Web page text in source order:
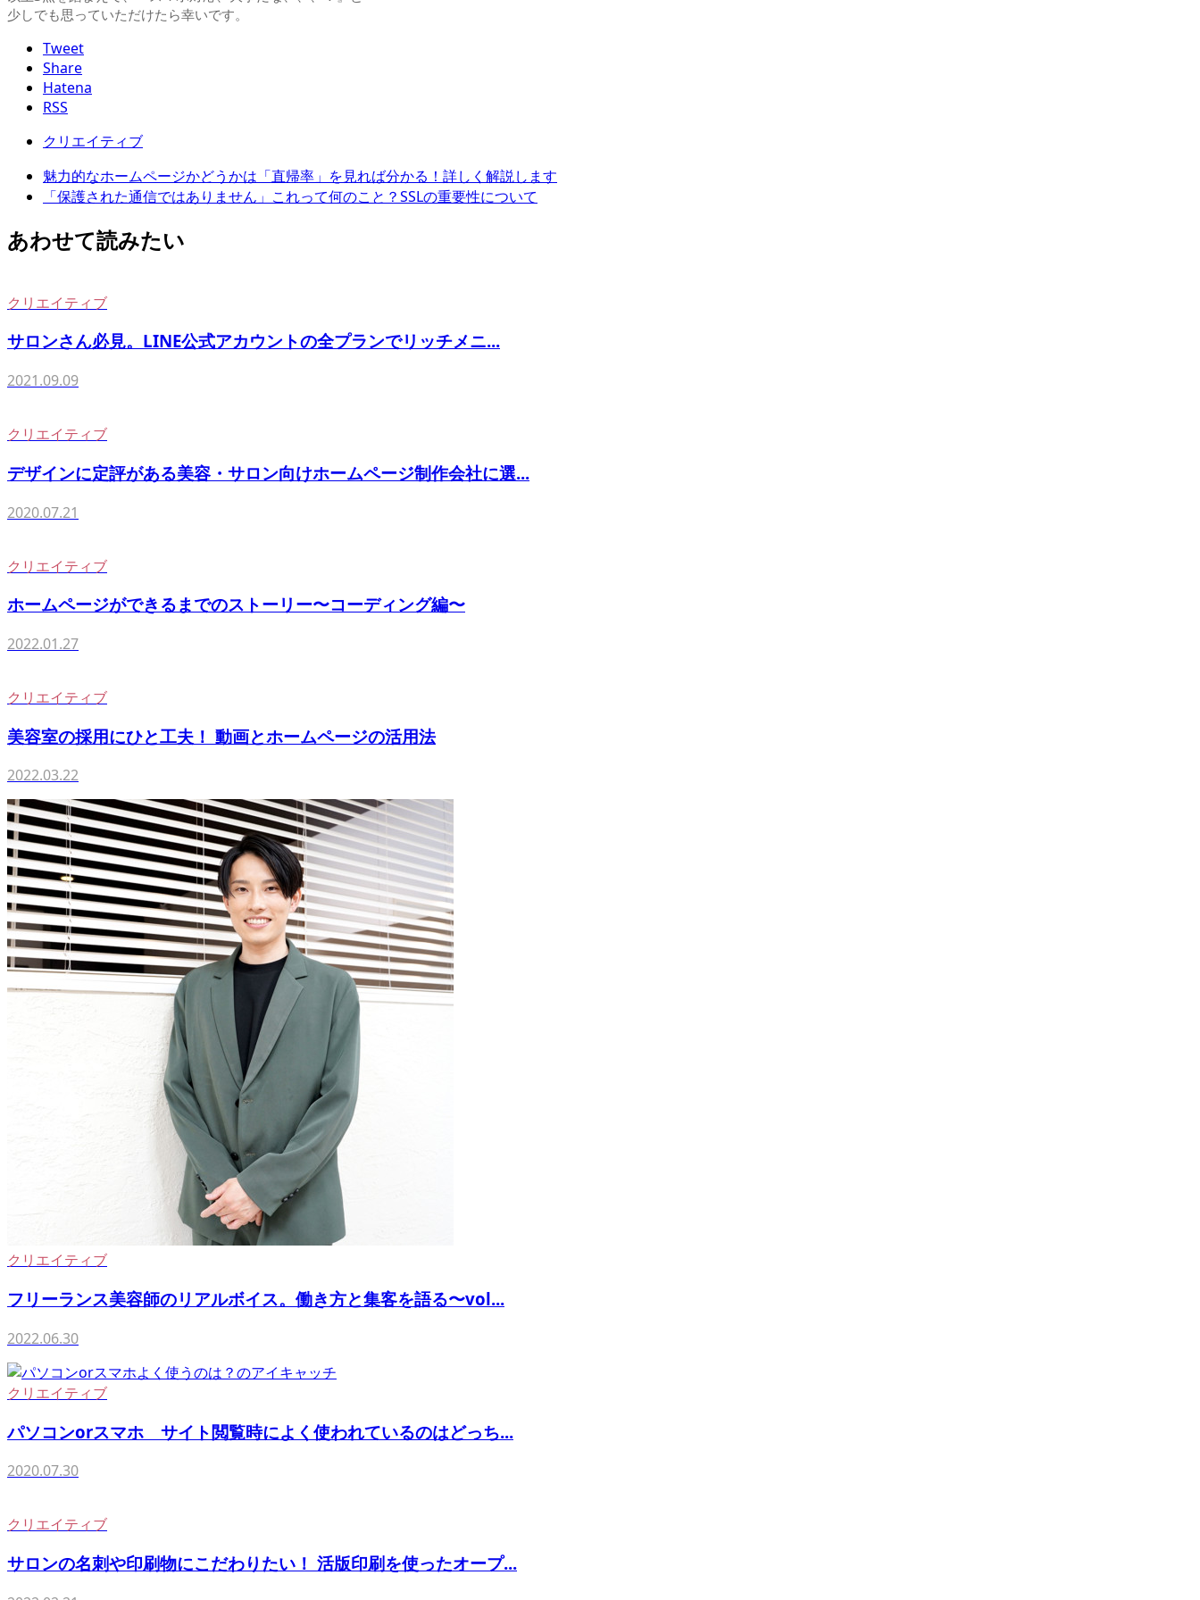
少しでも思っていただけたら幸いです。
Tweet
Share
Hatena
RSS
クリエイティブ
魅力的なホームページかどうかは「直帰率」を見れば分かる！詳しく解説します
「保護された通信ではありません」これって何のこと？SSLの重要性について
あわせて読みたい
クリエイティブ
サロンさん必見。LINE公式アカウントの全プランでリッチメニ...
2021.09.09
クリエイティブ
デザインに定評がある美容・サロン向けホームページ制作会社に選...
2020.07.21
クリエイティブ
ホームページができるまでのストーリー〜コーディング編〜
2022.01.27
クリエイティブ
美容室の採用にひと工夫！ 動画とホームページの活用法
2022.03.22
クリエイティブ
フリーランス美容師のリアルボイス。働き方と集客を語る〜vol...
2022.06.30
クリエイティブ
パソコンorスマホ サイト閲覧時によく使われているのはどっち...
2020.07.30
クリエイティブ
サロンの名刺や印刷物にこだわりたい！ 活版印刷を使ったオープ...